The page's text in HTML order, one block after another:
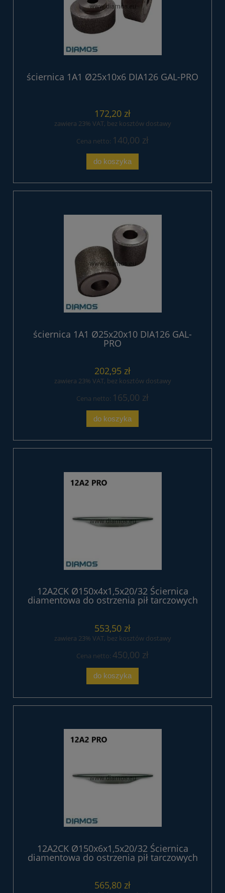
ściernica 1A1 Ø25x10x6 DIA126 GAL-PRO
172,20 zł
zawiera 23% VAT, bez kosztów dostawy
Cena netto: 140,00 zł
do koszyka
ściernica 1A1 Ø25x20x10 DIA126 GAL-
PRO
202,95 zł
zawiera 23% VAT, bez kosztów dostawy
Cena netto: 165,00 zł
do koszyka
12A2CK Ø150x4x1,5x20/32 Ściernica
diamentowa do ostrzenia pił tarczowych
553,50 zł
zawiera 23% VAT, bez kosztów dostawy
Cena netto: 450,00 zł
do koszyka
12A2CK Ø150x6x1,5x20/32 Ściernica
diamentowa do ostrzenia pił tarczowych
565,80 zł